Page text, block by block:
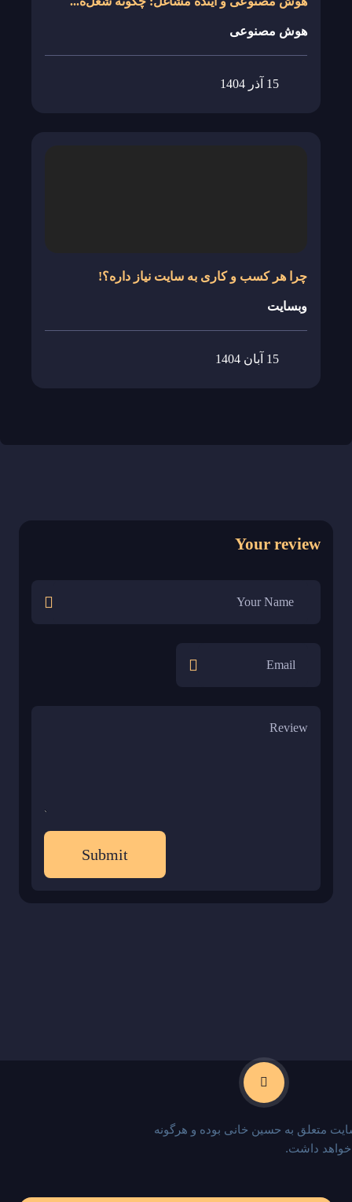
هوش مصنوعی
15 آذر 1404
چرا هر کسب و کاری به سایت نیاز داره؟!
وبسایت
15 آبان 1404
Your review
متعلق به حسین خانی بوده و هرگونه
خواهد داشت.